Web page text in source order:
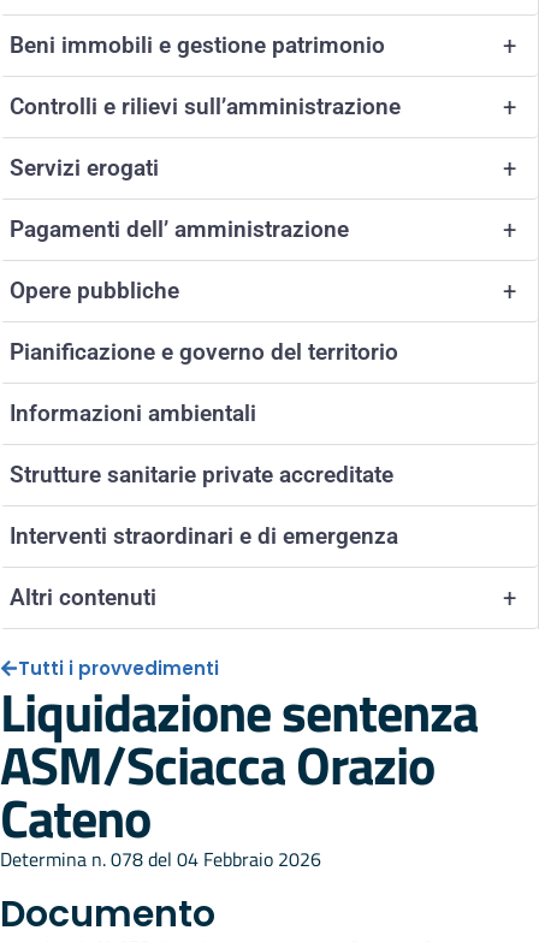
+
Beni immobili e gestione patrimonio
+
Controlli e rilievi sull’amministrazione
+
Servizi erogati
+
Pagamenti dell’ amministrazione
+
Opere pubbliche
Pianificazione e governo del territorio
Informazioni ambientali
Strutture sanitarie private accreditate
Interventi straordinari e di emergenza
+
Altri contenuti
Tutti i provvedimenti
Liquidazione sentenza
ASM/Sciacca Orazio
Cateno
Determina n. 078 del 04 Febbraio 2026
Documento